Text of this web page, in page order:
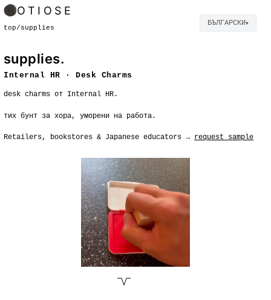
БЪЛГАРСКИ▼
OTIOSE
top/supplies
supplies.
Internal HR · Desk Charms
desk charms от Internal HR.
тих бунт за хора, уморени на работа.
Retailers, bookstores & Japanese educators → request sample